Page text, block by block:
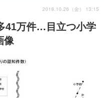
41万件…目立つ小学
像
2018.10.26（金） 13:15